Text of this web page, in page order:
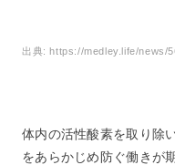
出典:https://medley.life/news/
体内の活性酸素を取り除
をあらかじめ防ぐ働きが